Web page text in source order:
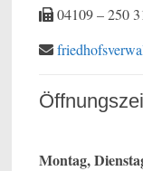
04109 – 250
Montag,